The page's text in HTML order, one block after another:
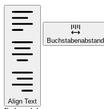
Align Text
Buchstabenabstand